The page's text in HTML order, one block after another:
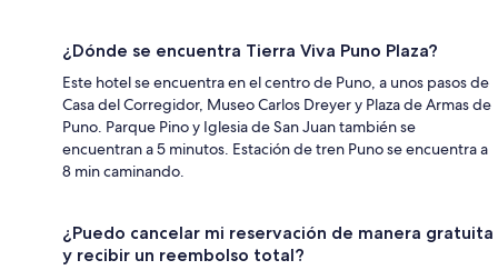
¿Dónde se encuentra Tierra Viva Puno Plaza?
Este hotel se encuentra en el centro de Puno, a unos pasos de
Casa del Corregidor, Museo Carlos Dreyer y Plaza de Armas de
Puno. Parque Pino y Iglesia de San Juan también se
encuentran a 5 minutos. Estación de tren Puno se encuentra a
8 min caminando.
¿Puedo cancelar mi reservación de manera gratuita
y recibir un reembolso total?